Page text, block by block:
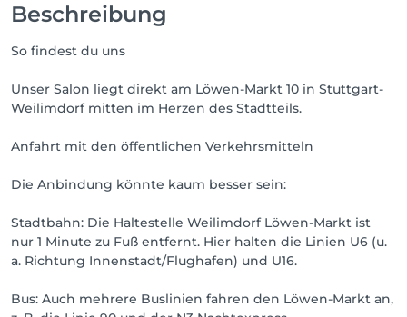
Beschreibung
So findest du uns
Unser Salon liegt direkt am Löwen-Markt 10 in Stuttgart-
Weilimdorf mitten im Herzen des Stadtteils.
Anfahrt mit den öffentlichen Verkehrsmitteln
Die Anbindung könnte kaum besser sein:
Stadtbahn: Die Haltestelle Weilimdorf Löwen-Markt ist
nur 1 Minute zu Fuß entfernt. Hier halten die Linien U6 (u.
a. Richtung Innenstadt/Flughafen) und U16.
Bus: Auch mehrere Buslinien fahren den Löwen-Markt an,